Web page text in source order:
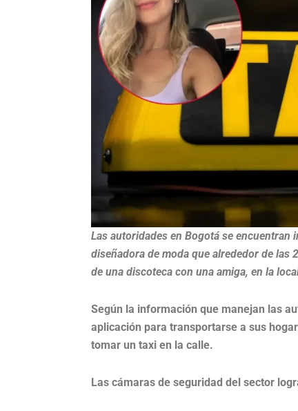
Las autoridades en Bogotá se encuentran
diseñadora de moda que alrededor de
de una discoteca con una amiga, en la
Según la información que manejan las
aplicación para transportarse a sus
tomar un taxi en la calle.
Las cámaras de seguridad del sector